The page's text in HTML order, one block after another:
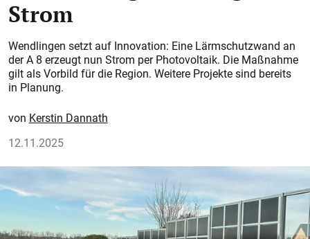
Strom
Wendlingen setzt auf Innovation: Eine Lärmschutzwand an
der A 8 erzeugt nun Strom per Photovoltaik. Die Maßnahme
gilt als Vorbild für die Region. Weitere Projekte sind bereits
in Planung.
Kerstin Dannath
12.11.2025